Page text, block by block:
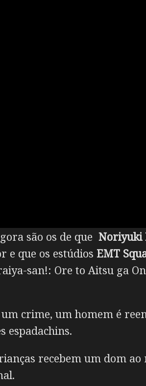
são os de que Noriyuki
e que os estúdios EMT
san!: Ore to Aitsu ga
crime, um homem é
espadachins.
recebem um dom